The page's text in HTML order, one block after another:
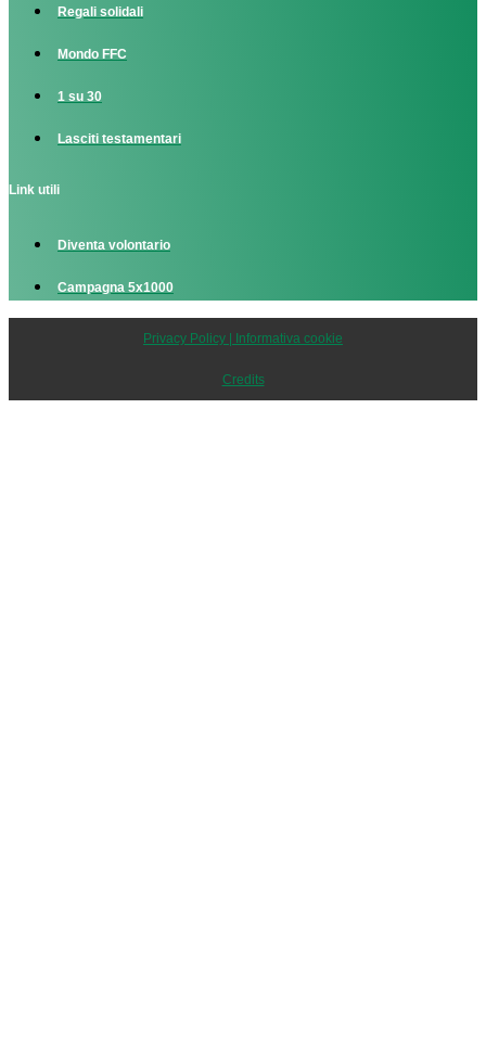
Regali solidali
Mondo FFC
1 su 30
Lasciti testamentari
Link utili
Diventa volontario
Campagna 5x1000
Privacy Policy | Informativa cookie
Credits